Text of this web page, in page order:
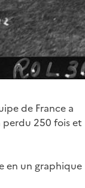
de France a
perdu 250 fois et
en un graphique